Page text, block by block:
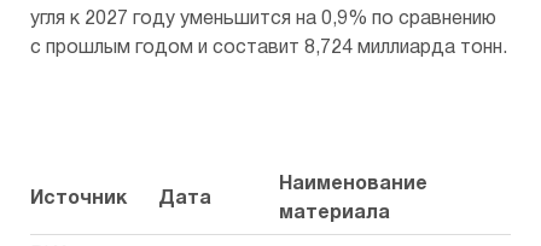
угля к 2027 году уменьшится на 0,9% по сравнению
с прошлым годом и составит 8,724 миллиарда тонн.
Источник Дата
Наименование
материала